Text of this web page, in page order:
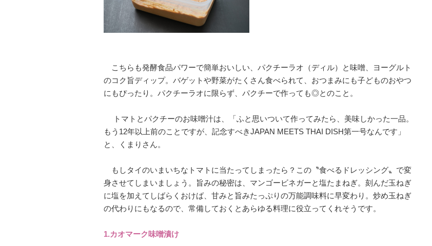
こちらも発酵食品パワーで簡単おいしい、パクチーラオ（ディル）と味噌、ヨーグルト
のコク旨ディップ。バゲットや野菜がたくさん食べられて、おつまみにも子どものおやつ
にもぴったり。パクチーラオに限らず、パクチーで作っても◎とのこと。
トマトとパクチーのお味噌汁は、「ふと思いついて作ってみたら、美味しかった一品。
もう12年以上前のことですが、記念すべきJAPAN MEETS THAI DISH第一号なんです」
と、くまりさん。
もしタイのいまいちなトマトに当たってしまったら？この〝食べるドレッシング〟で変
身させてしまいましょう。旨みの秘密は、マンゴービネガーと塩たまねぎ。刻んだ玉ねぎ
に塩を加えてしばらくおけば、甘みと旨みたっぷりの万能調味料に早変わり。炒め玉ねぎ
の代わりにもなるので、常備しておくとあらゆる料理に役立ってくれそうです。
1.カオマーク味噌漬け